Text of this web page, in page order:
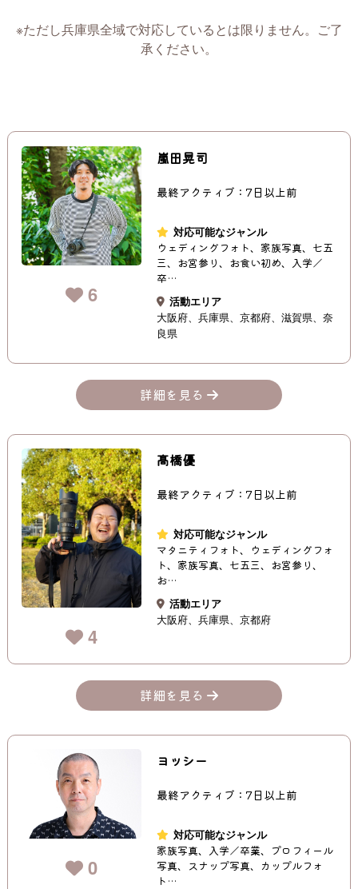
※ただし兵庫県全域で対応しているとは限りません。ご了
承ください。
6
嵐田晃司
最終アクティブ：7日以上前
対応可能なジャンル
ウェディングフォト、家族写真、七五
三、お宮参り、お食い初め、入学／
卒…
活動エリア
大阪府
兵庫県 京都府 滋賀県
奈
良県
詳細を見る
4
髙橋優
最終アクティブ：7日以上前
対応可能なジャンル
マタニティフォト、ウェディングフォ
ト、家族写真、七五三、お宮参り、
お…
活動エリア
大阪府
兵庫県 京都府
詳細を見る
0
ヨッシー
最終アクティブ：7日以上前
対応可能なジャンル
家族写真、入学／卒業、プロフィール
写真、スナップ写真、カップルフォ
ト…